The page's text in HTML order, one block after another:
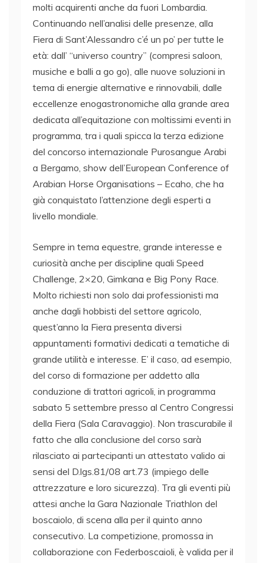
molti acquirenti anche da fuori Lombardia.
Continuando nell’analisi delle presenze, alla
Fiera di Sant’Alessandro c’é un po’ per tutte le
età: dall’ “universo country” (compresi saloon,
musiche e balli a go go), alle nuove soluzioni in
tema di energie alternative e rinnovabili, dalle
eccellenze enogastronomiche alla grande area
dedicata all’equitazione con moltissimi eventi in
programma, tra i quali spicca la terza edizione
del concorso internazionale Purosangue Arabi
a Bergamo, show dell’European Conference of
Arabian Horse Organisations – Ecaho, che ha
già conquistato l’attenzione degli esperti a
livello mondiale.
Sempre in tema equestre, grande interesse e
curiosità anche per discipline quali Speed
Challenge, 2×20, Gimkana e Big Pony Race.
Molto richiesti non solo dai professionisti ma
anche dagli hobbisti del settore agricolo,
quest’anno la Fiera presenta diversi
appuntamenti formativi dedicati a tematiche di
grande utilità e interesse. E’ il caso, ad esempio,
del corso di formazione per addetto alla
conduzione di trattori agricoli, in programma
sabato 5 settembre presso al Centro Congressi
della Fiera (Sala Caravaggio). Non trascurabile il
fatto che alla conclusione del corso sarà
rilasciato ai partecipanti un attestato valido ai
sensi del D.lgs.81/08 art.73 (impiego delle
attrezzature e loro sicurezza). Tra gli eventi più
attesi anche la Gara Nazionale Triathlon del
boscaiolo, di scena alla per il quinto anno
consecutivo. La competizione, promossa in
collaborazione con Federboscaioli, è valida per il